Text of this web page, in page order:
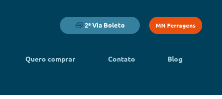
2ª Via Boleto MN Ferragens
Quero comprar Contato Blog